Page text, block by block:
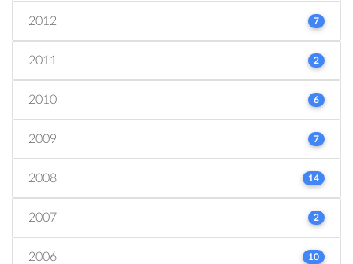
2012 7
2011 2
2010 6
2009 7
2008 14
2007 2
2006 10